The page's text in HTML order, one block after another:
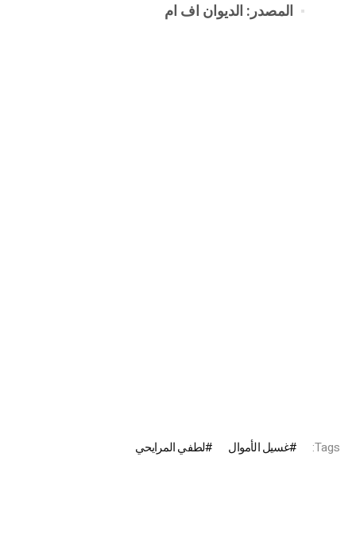
المصدر: الديوان اف ام
Tags: غسيل الأموال لطفي المرايحي